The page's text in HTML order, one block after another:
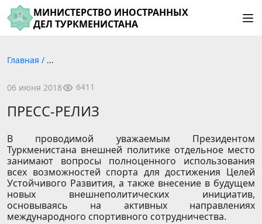
МИНИСТЕРСТВО ИНОСТРАННЫХ
ДЕЛ ТУРКМЕНИСТАНА
Главная / ...
06 июня 2018 6411
ПРЕСС-РЕЛИЗ
В проводимой уважаемым Президентом
Туркменистана внешней политике отдельное место
занимают вопросы полноценного использования
всех возможностей спорта для достижения Целей
Устойчивого Развития, а также внесение в будущем
новых внешнеполитических инициатив,
основываясь на активных направлениях
международного спортивного сотрудничества.